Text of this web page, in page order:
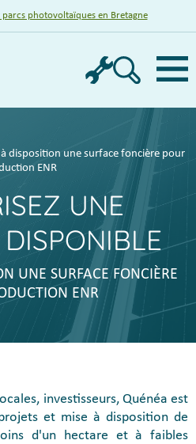
photovoltaïques en Bretagne
disposition une surface foncière pour
ENR
UNE
UNE SURFACE FONCIÈRE
ENR
investisseurs, Quénéa est
et mise à disposition de
d'un hectare et à faibles